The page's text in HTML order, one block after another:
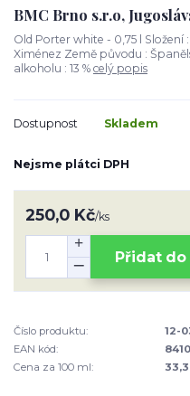
BMC Brno s.r.o,
Old Porter white - 0,75 l Složení
Ximénez Země původu :
alkoholu : 13 % celý popis
Dostupnost Skladem
Nejsme plátci DPH
250,0 Kč/ks
Přidat do
Číslo produktu:
12-
EAN kód:
Cena za 100 ml:
33,3